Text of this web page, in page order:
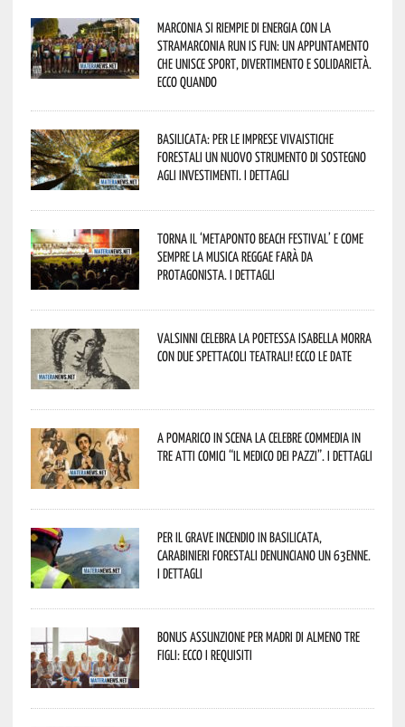
Marconia si riempie di energia con la
StraMarconia Run is Fun: un appuntamento
che unisce sport, divertimento e solidarietà.
Ecco quando
Basilicata: per le imprese vivaistiche
forestali un nuovo strumento di sostegno
agli investimenti. I dettagli
Torna il ‘Metaponto beach festival’ e come
sempre la musica reggae farà da
protagonista. I dettagli
Valsinni celebra la poetessa Isabella Morra
con due spettacoli teatrali! Ecco le date
A Pomarico in scena la celebre commedia in
tre atti comici “Il medico dei pazzi”. I dettagli
Per il grave incendio in Basilicata,
Carabinieri forestali denunciano un 63enne.
I dettagli
Bonus assunzione per madri di almeno tre
figli: ecco i requisiti